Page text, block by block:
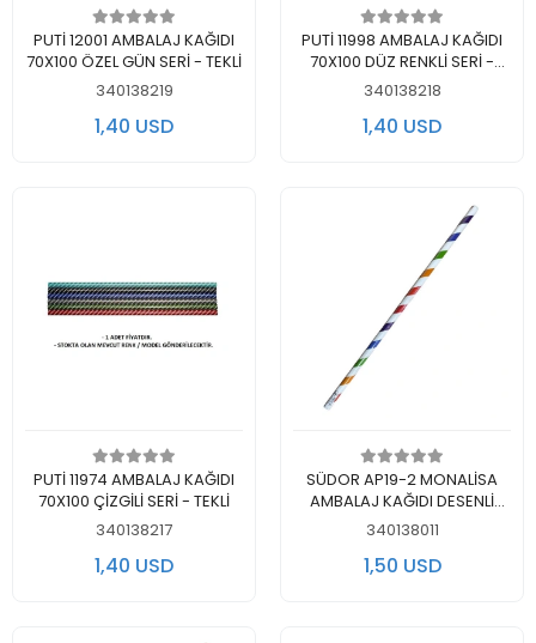
اضف الى سلة التسوق
PUTİ 12001 AMBALAJ KAĞIDI
70X100 ÖZEL GÜN SERİ - TEKLİ
340138219
1,40 USD
اضف الى سلة التسوق
PUTİ 11998 AMBALAJ KAĞIDI
70X100 DÜZ RENKLİ SERİ -
TEKLİ
340138218
1,40 USD
اضف الى سلة التسوق
PUTİ 11974 AMBALAJ KAĞIDI
70X100 ÇİZGİLİ SERİ - TEKLİ
340138217
1,40 USD
اضف الى سلة التسوق
SÜDOR AP19-2 MONALİSA
AMBALAJ KAĞIDI DESENLİ
70x100cm - TEKLİ RULO
340138011
1,50 USD